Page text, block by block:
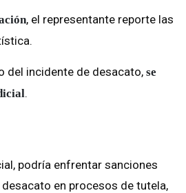
, el representante reporte las
del incidente de desacato, se
.
podría enfrentar sanciones
en procesos de tutela,